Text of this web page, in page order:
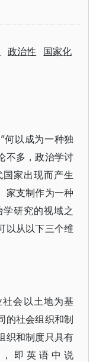
政治性 国家化
何以成为一种独
不多，政治学讨
家出现而产生
家支制作为一种
研究的视域之
以从以下三个维
会以土地为基
的社会组织和制
织和制度只具有
即英语中说